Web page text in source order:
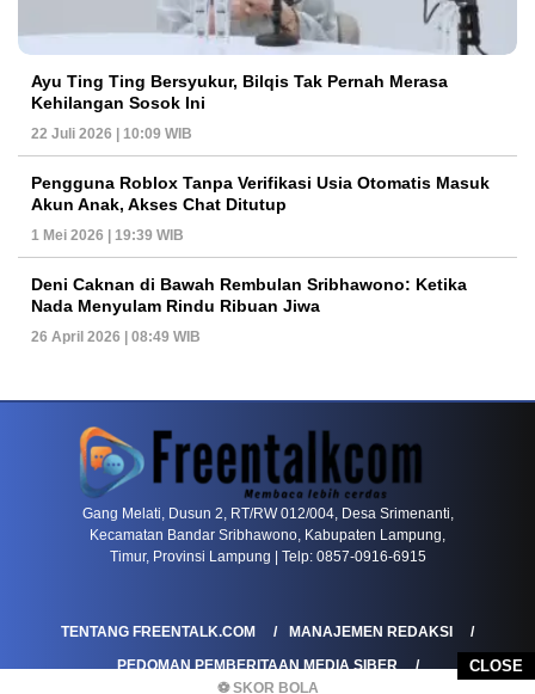
CLOSE
⚽ SKOR BOLA
Ayu Ting Ting Bersyukur, Bilqis Tak Pernah Merasa
Kehilangan Sosok Ini
22 Juli 2026 | 10:09 WIB
Pengguna Roblox Tanpa Verifikasi Usia Otomatis Masuk
Akun Anak, Akses Chat Ditutup
1 Mei 2026 | 19:39 WIB
Deni Caknan di Bawah Rembulan Sribhawono: Ketika
Nada Menyulam Rindu Ribuan Jiwa
26 April 2026 | 08:49 WIB
Gang Melati, Dusun 2, RT/RW 012/004, Desa Srimenanti,
Kecamatan Bandar Sribhawono, Kabupaten Lampung,
Timur, Provinsi Lampung | Telp: 0857-0916-6915
TENTANG FREENTALK.COM
MANAJEMEN REDAKSI
PEDOMAN PEMBERITAAN MEDIA SIBER